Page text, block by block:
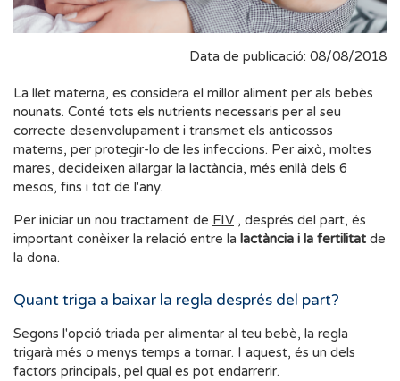
Data de publicació: 08/08/2018
La llet materna, es considera el millor aliment per als bebès
nounats. Conté tots els nutrients necessaris per al seu
correcte desenvolupament i transmet els anticossos
materns, per protegir-lo de les infeccions. Per això, moltes
mares, decideixen allargar la lactància, més enllà dels 6
mesos, fins i tot de l'any.
Per iniciar un nou tractament de FIV , després del part, és
important conèixer la relació entre la lactància i la fertilitat de
la dona.
Quant triga a baixar la regla després del part?
Segons l'opció triada per alimentar al teu bebè, la regla
trigarà més o menys temps a tornar. I aquest, és un dels
factors principals, pel qual es pot endarrerir.